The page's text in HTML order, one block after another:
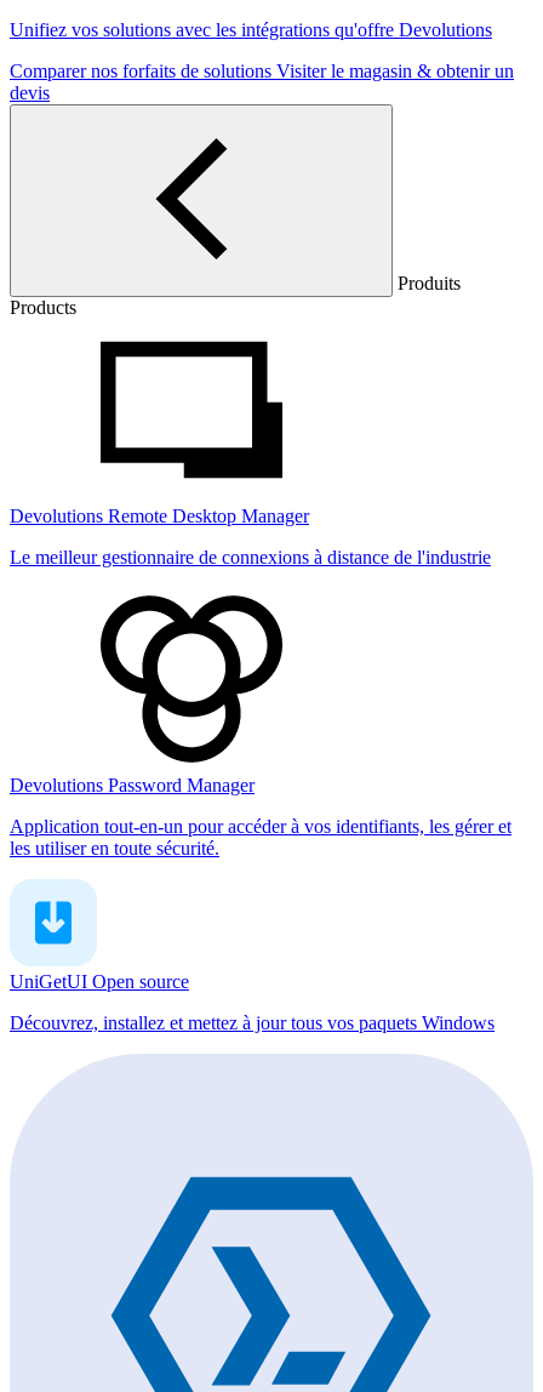
Unifiez vos solutions avec les intégrations qu'offre Devolutions
Comparer nos forfaits de solutions Visiter le magasin & obtenir un
devis
Produits
Products
Devolutions Remote Desktop Manager
Le meilleur gestionnaire de connexions à distance de l'industrie
Devolutions Password Manager
Application tout-en-un pour accéder à vos identifiants, les gérer et
les utiliser en toute sécurité.
UniGetUI Open source
Découvrez, installez et mettez à jour tous vos paquets Windows